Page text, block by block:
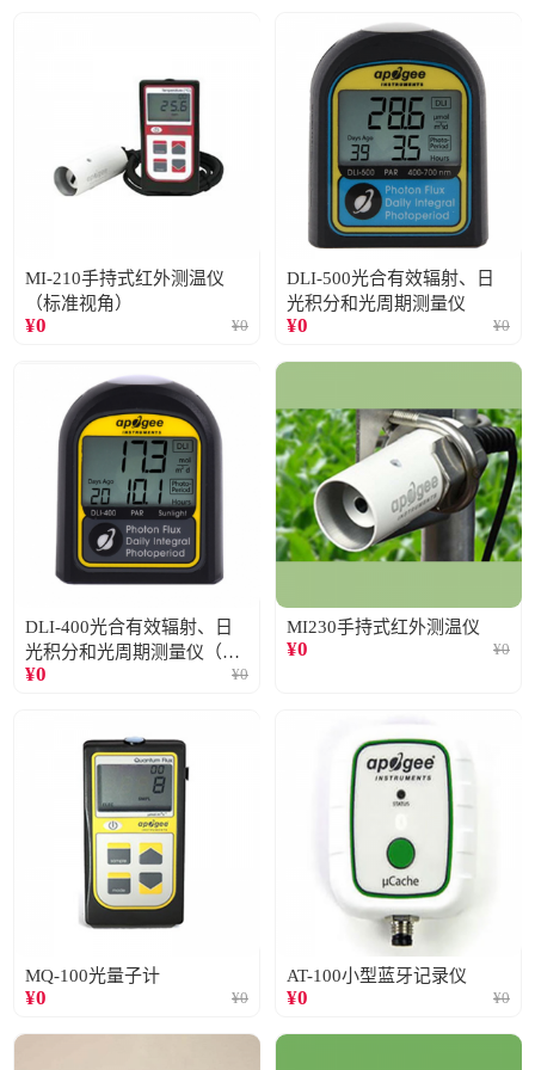
MI-210手持式红外测温仪
（标准视角）
¥0 ¥0
DLI-500光合有效辐射、日
光积分和光周期测量仪
¥0 ¥0
DLI-400光合有效辐射、日
光积分和光周期测量仪（仅
阳光）
¥0 ¥0
MI230手持式红外测温仪
¥0 ¥0
MQ-100光量子计
¥0 ¥0
AT-100小型蓝牙记录仪
¥0 ¥0